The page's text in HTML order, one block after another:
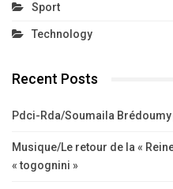
Sport
Technology
Recent Posts
Pdci-Rda/Soumaila
Musique/Le retour de la «
« togognini »